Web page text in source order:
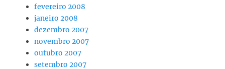
fevereiro 2008
janeiro 2008
dezembro 2007
novembro 2007
outubro 2007
setembro 2007